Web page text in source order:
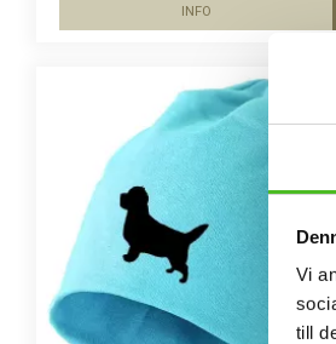
Vi
till
INFO